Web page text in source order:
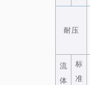
耐压
流
体
标
准